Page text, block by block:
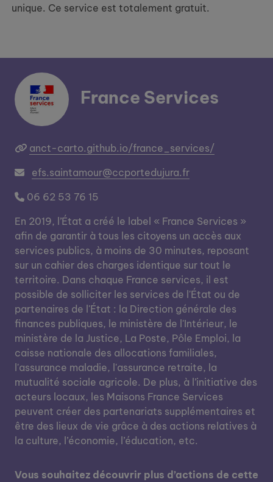
unique. Ce service est totalement gratuit.
France Services
anct-carto.github.io/france_services/
efs.saintamour@ccportedujura.fr
06 62 53 76 15
En 2019, l’État a créé le label « France Services »
afin de garantir à tous les citoyens un accès aux
services publics, à moins de 30 minutes, reposant
sur un cahier des charges identique sur tout le
territoire. Dans chaque France services, il est
possible de solliciter les services de l'État ou de
partenaires de l'État : la Direction générale des
finances publiques, le ministère de l'Intérieur, le
ministère de la Justice, La Poste, Pôle Emploi, la
caisse nationale des allocations familiales,
l'assurance maladie, l'assurance retraite, la
mutualité sociale agricole. De plus, à l’initiative des
acteurs locaux, les Maisons France Services
peuvent créer des partenariats supplémentaires et
être des lieux de vie grâce à des actions relatives à
la culture, l’économie, l’éducation, etc.
Vous souhaitez découvrir plus d’actions de cette